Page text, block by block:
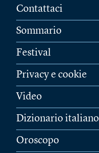
Contattaci
Sommario
Festival
Privacy e cookie
Video
Dizionario italiano
Oroscopo